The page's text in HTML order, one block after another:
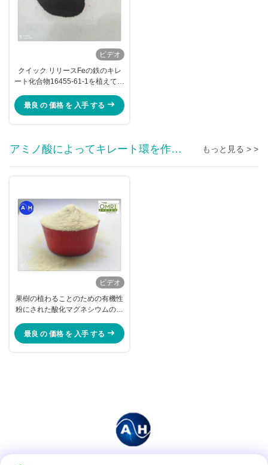
ビデオ
クイック リリースFeの鉄のキレ
ート化合物16455-61-1を植えてい
最良 の 価格 を 入手 する
アミノ酸によってキレート環を作ら
れる鉱物
もっと見る > >
ビデオ
果樹の植わることのための有機性
粉にされた酸化マグネシウムのア
最良 の 価格 を 入手 する